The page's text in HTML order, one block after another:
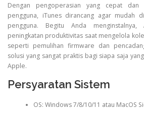
Dengan pengoperasian yang cepat dan
pengguna, iTunes dirancang agar mudah
pengguna. Begitu Anda menginstalnya,
peningkatan produktivitas saat mengelola
seperti pemulihan firmware dan
solusi yang sangat praktis bagi siapa saja
Apple.
Persyaratan Sistem
OS: Windows 7/8/10/11 atau MacOS